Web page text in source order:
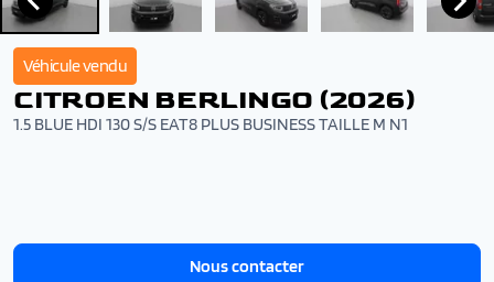
Véhicule vendu
CITROEN BERLINGO (2026)
1.5 BLUE HDI 130 S/S EAT8 PLUS BUSINESS TAILLE M N1
Nous contacter